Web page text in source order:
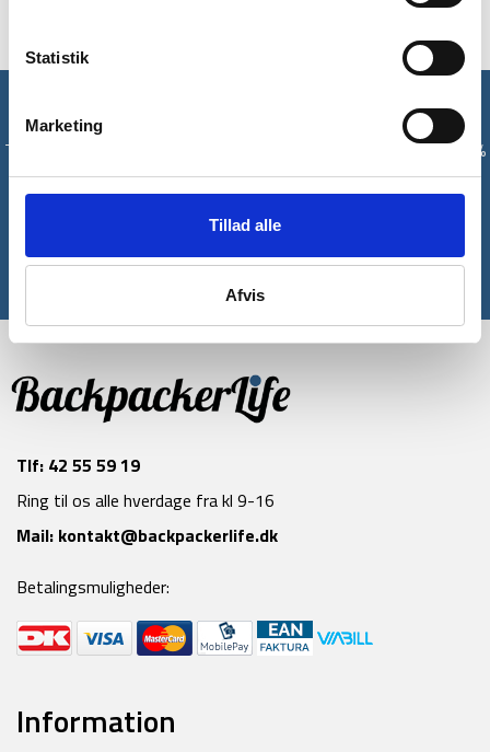
Statistik
Marketing
Tillad alle
Afvis
Tilmeld dig vores nyhedsbrev og modtag med det samme en 10%
rabatkode til din første ordre*
*Gælder ikke allerede nedsatte varer
Tlf: 42 55 59 19
Ring til os alle hverdage fra kl 9-16
Mail: kontakt@backpackerlife.dk
Betalingsmuligheder:
Information